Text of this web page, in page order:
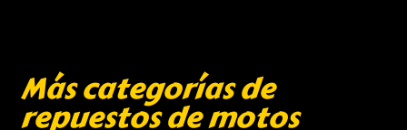
Más categorías de
repuestos de motos